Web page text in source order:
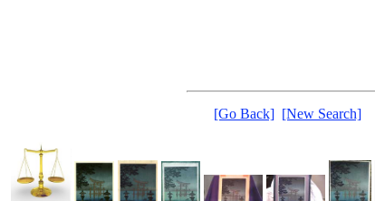
[Go Back] [New Search]